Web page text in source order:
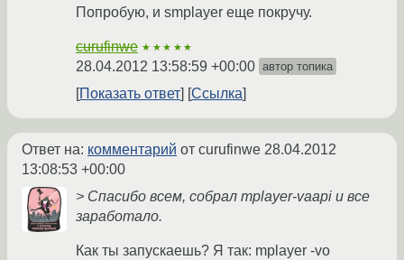
Попробую, и smplayer еще покручу.
curufinwe ★★★★★
28.04.2012 13:58:59 +00:00 автор топика
Показать ответ Ссылка
Ответ на: комментарий от curufinwe 28.04.2012
13:08:53 +00:00
> Спасибо всем, собрал mplayer-vaapi и все
заработало.
Как ты запускаешь? Я так: mplayer -vo